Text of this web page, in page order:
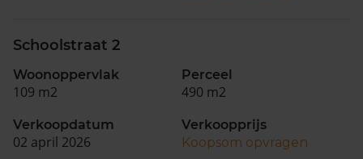
Schoolstraat 2
Woonoppervlak
109 m2
Perceel
490 m2
Verkoopdatum
02 april 2026
Verkoopprijs
Koopsom opvragen